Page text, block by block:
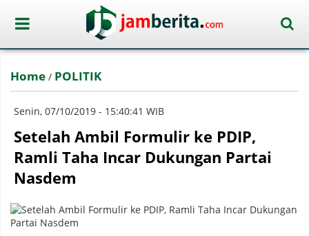
Home / POLITIK
Senin, 07/10/2019 - 15:40:41 WIB
Setelah Ambil Formulir ke PDIP,
Ramli Taha Incar Dukungan Partai
Nasdem